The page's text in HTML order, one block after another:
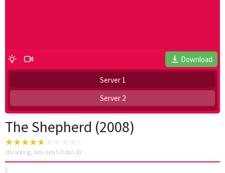
Download
Server 1
Server 2
The Shepherd (2008)
202 voting, rata-rata 5.0 dari 10